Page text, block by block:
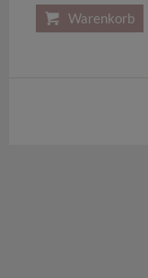
Warenkorb